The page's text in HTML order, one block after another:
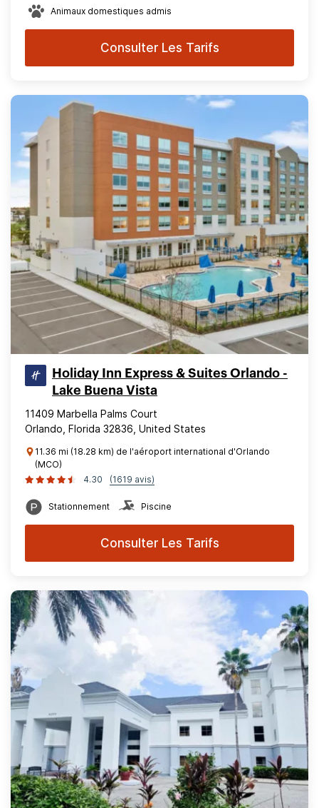
Animaux domestiques admis
Consulter Les Tarifs
Holiday Inn Express & Suites Orlando -
Lake Buena Vista
11409 Marbella Palms Court
Orlando, Florida 32836, United States
11.36 mi (18.28 km) de l'aéroport international d'Orlando
(MCO)
4.30
(1619 avis)
Stationnement Piscine
Consulter Les Tarifs